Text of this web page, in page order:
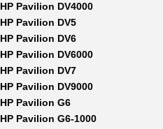
HP Pavilion DV4000
HP Pavilion DV5
HP Pavilion DV6
HP Pavilion DV6000
HP Pavilion DV7
HP Pavilion DV9000
HP Pavilion G6
HP Pavilion G6-1000